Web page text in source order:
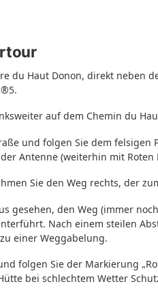
du Haut Donon, direkt neben
weiter auf dem Chemin du
und folgen Sie dem felsigen
Antenne (weiterhin mit Roten
Sie den Weg rechts, der
gesehen, den Weg (immer
Nach einem steilen
einer Weggabelung.
folgen Sie der Markierung
bei schlechtem Wetter